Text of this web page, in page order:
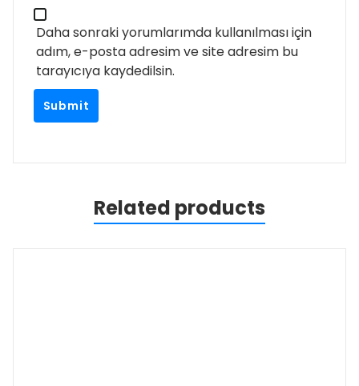
Daha sonraki yorumlarımda kullanılması için
adım, e-posta adresim ve site adresim bu
tarayıcıya kaydedilsin.
Related products